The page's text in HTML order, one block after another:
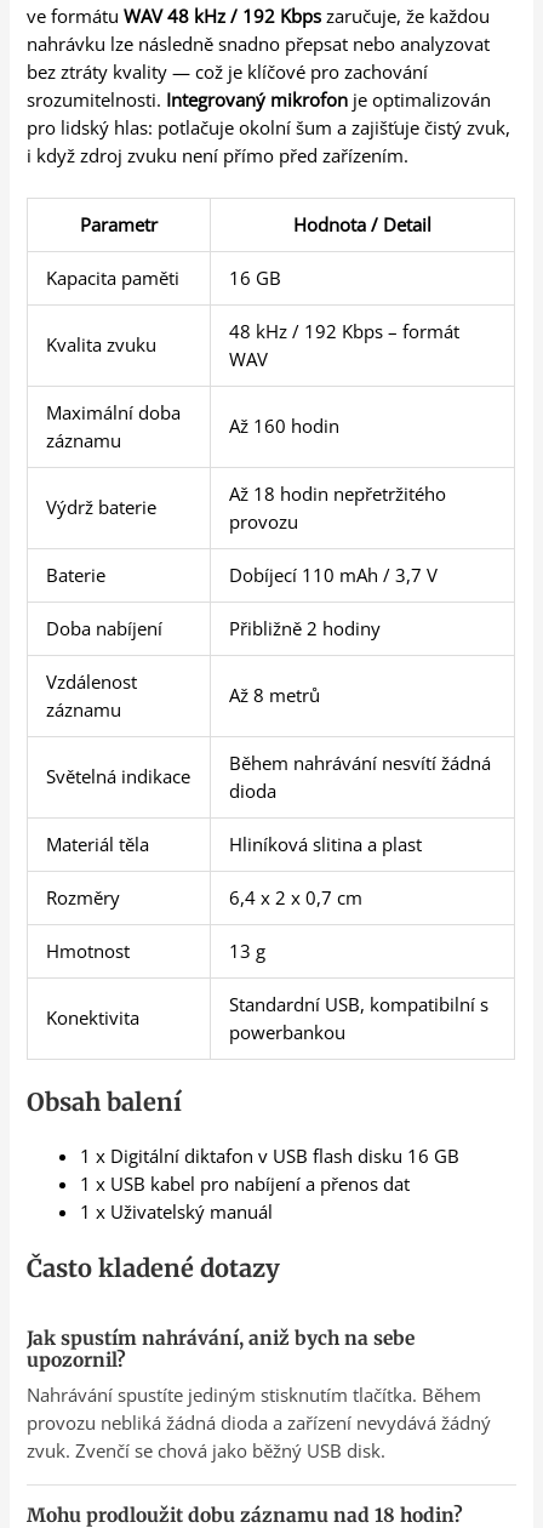
ve formátuWAV 48 kHz / 192 Kbps zaručuje, že každou
nahrávku lze následně snadno přepsat nebo analyzovat
bez ztráty kvality — což je klíčové pro zachování
srozumitelnosti. Integrovaný mikrofon je optimalizován
pro lidský hlas: potlačuje okolní šum a zajišťuje čistý zvuk,
i když zdroj zvuku není přímo před zařízením.
Parametr Hodnota / Detail
Kapacita paměti 16 GB
Kvalita zvuku
48 kHz / 192 Kbps – formát
WAV
Maximální doba
záznamu
Až 160 hodin
Výdrž baterie
Až 18 hodin nepřetržitého
provozu
Baterie Dobíjecí 110 mAh / 3,7 V
Doba nabíjení Přibližně 2 hodiny
Vzdálenost
záznamu
Až 8 metrů
Světelná indikace
Během nahrávání nesvítí žádná
dioda
Materiál těla Hliníková slitina a plast
Rozměry 6,4 x 2 x 0,7 cm
Hmotnost 13 g
Konektivita
Standardní USB, kompatibilní s
powerbankou
Obsah balení
1 x Digitální diktafon v USB flash disku 16 GB
1 x USB kabel pro nabíjení a přenos dat
1 x Uživatelský manuál
Často kladené dotazy
Jak spustím nahrávání, aniž bych na sebe
upozornil?
Nahrávání spustíte jediným stisknutím tlačítka. Během
provozu nebliká žádná dioda a zařízení nevydává žádný
zvuk. Zvenčí se chová jako běžný USB disk.
Mohu prodloužit dobu záznamu nad 18 hodin?